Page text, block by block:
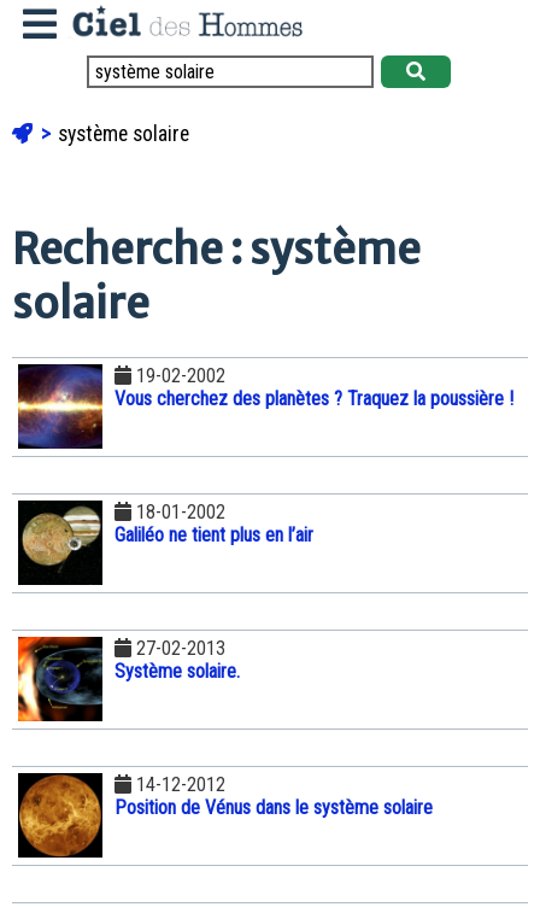
système solaire
Recherche : système
solaire
19-02-2002
Vous cherchez des planètes ? Traquez la poussière !
18-01-2002
Galiléo ne tient plus en l’air
27-02-2013
Système solaire.
14-12-2012
Position de Vénus dans le système solaire